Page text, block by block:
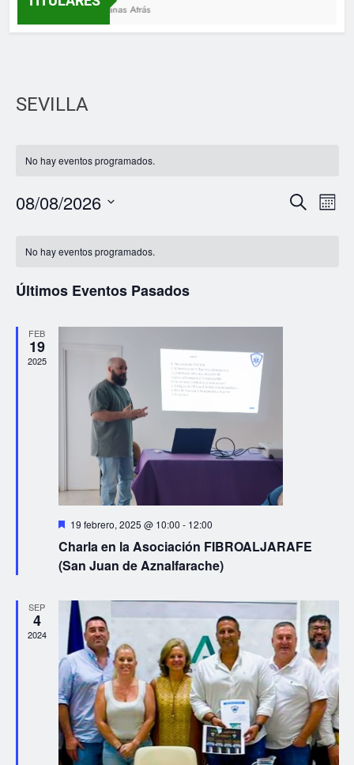
3 Semanas Atrás
SEVILLA
No hay eventos programados.
Buscar
Mes
08/08/2026
Eventos
No hay eventos programados.
Últimos Eventos Pasados
FEB
19
2025
Destacado
19 febrero, 2025 @ 10:00 - 12:00
Charla en la Asociación FIBROALJARAFE
(San Juan de Aznalfarache)
SEP
4
2024